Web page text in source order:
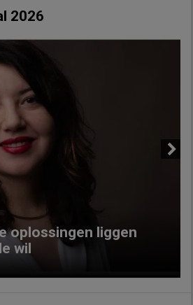
2026
oplossingen liggen
wil